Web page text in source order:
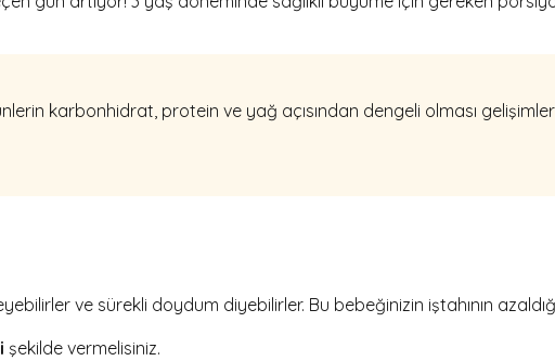
karbonhidrat, protein ve yağ açısından dengeli olması
ve sürekli doydum diyebilirler. Bu bebeğinizin iştahının
şekilde vermelisiniz.